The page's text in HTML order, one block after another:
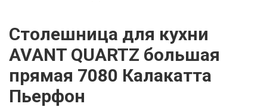
Столешница для кухни
AVANT QUARTZ большая
прямая 7080 Калакатта
Пьерфон